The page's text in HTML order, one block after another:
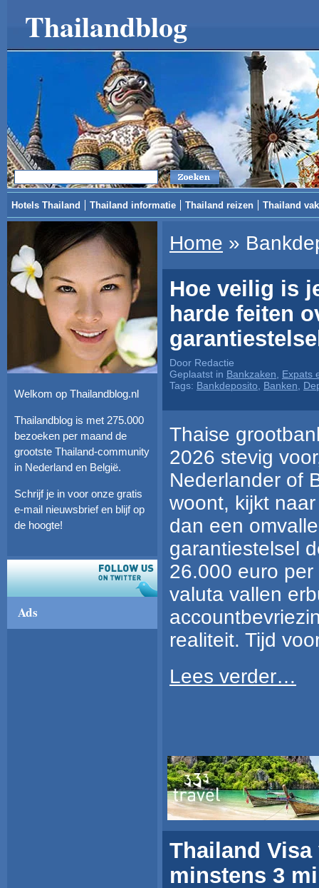
Thailandblog
Hotels Thailand Thailand informatie Thailand reizen Thailand
Welkom op Thailandblog.nl
Thailandblog is met 275.000
bezoeken per maand de
grootste Thailand-community
in Nederland en België.
Schrijf je in voor onze gratis
e-mail nieuwsbrief en blijf op
de hoogte!
Ads
Home »
Hoe veilig is
harde feiten
Door Redactie
Geplaatst in Bankzaken
Expats
Tags: Bankdeposito Banken
Thaise
2026 stevig
Nederlander of
woont, kijkt
dan een
garantiestelsel
26.000 euro
valuta vallen
realiteit. Tijd
Lees verder…
Thailand Visa
minstens 3